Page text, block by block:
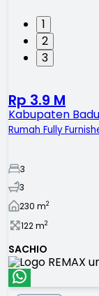
1
2
3
Rp 3.9 M
Kabupaten
Rumah Fully
3
3
230 m2
122m2
SACHIO